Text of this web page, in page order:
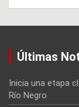
Últimas
Inicia una etapa
Río Negro